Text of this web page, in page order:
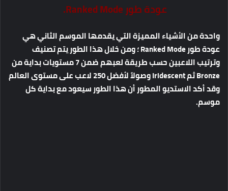
عودة طورRanked Mode.
واحدة من الأشياء المميزة التي يقدمها الموسم الثاني هي
عودة طور Ranked Mode ؛ ومن خلال هذا الطور يتم تصنيف
وترتيب اللاعبين حسب طريقة لعبهم ضمن 7 مستويات بداية من
Bronze ثم Iridescent وصولاً لأفضل 250 لاعب على مستوى العالم
وقد أكد الاستديو المطور أن هذا الطور سيعود مع بداية كل
موسم.